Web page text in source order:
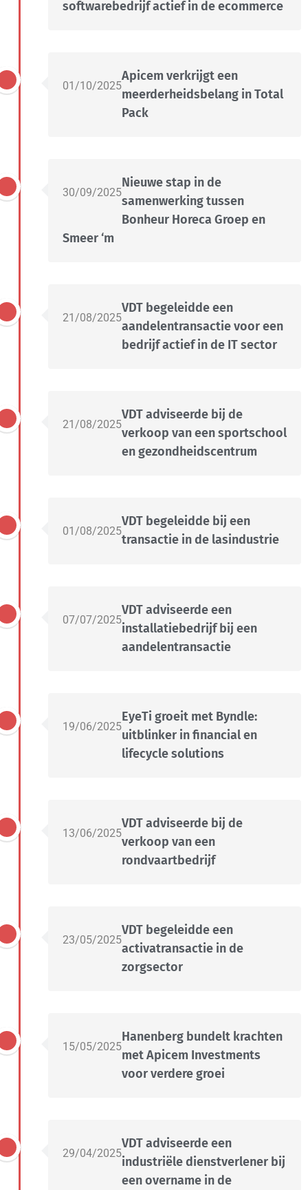
softwarebedrijf actief in de ecommerce
01/10/2025
Apicem verkrijgt een
meerderheidsbelang in Total
Pack
30/09/2025
Nieuwe stap in de
samenwerking tussen
Bonheur Horeca Groep en
Smeer ‘m
21/08/2025
VDT begeleidde een
aandelentransactie voor een
bedrijf actief in de IT sector
21/08/2025
VDT adviseerde bij de
verkoop van een sportschool
en gezondheidscentrum
01/08/2025
VDT begeleidde bij een
transactie in de lasindustrie
07/07/2025
VDT adviseerde een
installatiebedrijf bij een
aandelentransactie
19/06/2025
EyeTi groeit met Byndle:
uitblinker in financial en
lifecycle solutions
13/06/2025
VDT adviseerde bij de
verkoop van een
rondvaartbedrijf
23/05/2025
VDT begeleidde een
activatransactie in de
zorgsector
15/05/2025
Hanenberg bundelt krachten
met Apicem Investments
voor verdere groei
29/04/2025
VDT adviseerde een
industriële dienstverlener bij
een overname in de